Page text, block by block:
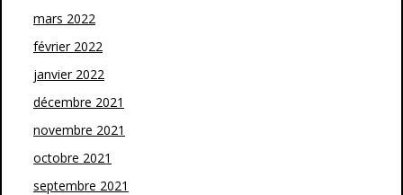
mars 2022
février 2022
janvier 2022
décembre 2021
novembre 2021
octobre 2021
septembre 2021